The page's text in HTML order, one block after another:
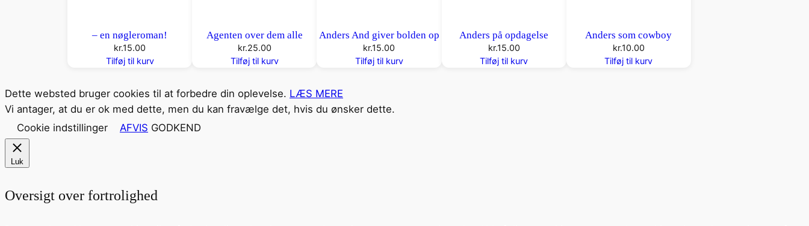
– en nøgleroman!
kr.15.00
Tilføj til kurv
Agenten over dem alle
kr.25.00
Tilføj til kurv
Anders And giver bolden op
kr.15.00
Tilføj til kurv
Anders på opdagelse
kr.15.00
Tilføj til kurv
Anders som cowboy
kr.10.00
Tilføj til kurv
Dette websted bruger cookies til at forbedre din oplevelse. LÆS MERE
Vi antager, at du er ok med dette, men du kan fravælge det, hvis du ønsker dette.
Cookie indstillinger
AFVIS GODKEND
Luk
Oversigt over fortrolighed